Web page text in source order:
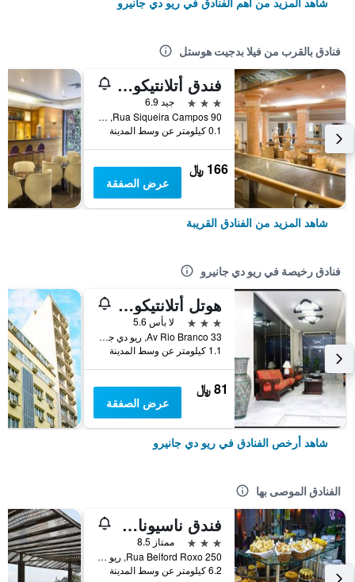
فنادق بالقرب من فيلا بدجيت هوستل
فندق أتلانتيكو كوباكابانا
3 نجوم
جيد 6.9
Rua Siqueira Campos 90, ريو دي جانيرو, البرازيل
0.1 كيلومتر عن وسط المدينة
166 ﷼
عرض الصفقة
شاهد المزيد من الفنادق القريبة
فنادق رخيصة في ريو دي جانيرو
هوتل أتلانتيكو أفينيدا
3 نجوم
لا بأس 5.6
Av Rio Branco 33, ريو دي جانيرو, البرازيل
1.1 كيلومتر عن وسط المدينة
81 ﷼
عرض الصفقة
شاهد أرخص الفنادق في ريو دي جانيرو
الفنادق الموصى بها
فندق ناسيونال إن ريو كوباكابانا
3 نجوم
ممتاز 8.5
Rua Belford Roxo 250, ريو دي جانيرو, البرازيل
6.2 كيلومتر عن وسط المدينة